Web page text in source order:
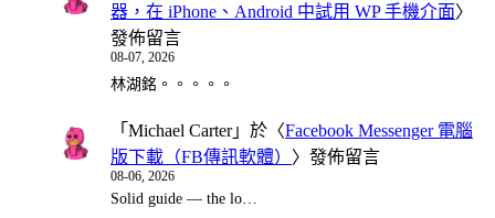
器，在 iPhone、Android 中試用 WP 手機介面〉
發佈留言
08-07, 2026
林湖銘。。。。。
「 Michael Carter」於〈Facebook Messenger 電腦
版下載（FB傳訊軟體） 〉發佈留言
08-06, 2026
Solid guide — the lo…